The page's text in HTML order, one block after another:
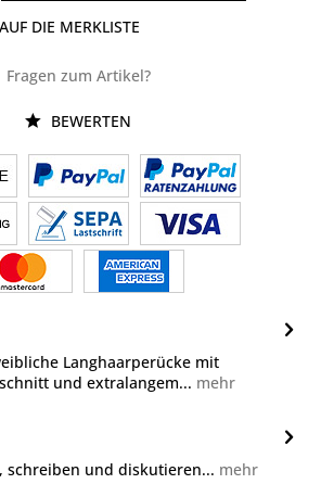
AUF DIE MERKLISTE
Fragen zum Artikel?
BEWERTEN
Langhaarperücke mit
und extralangem... mehr
schreiben und diskutieren... mehr